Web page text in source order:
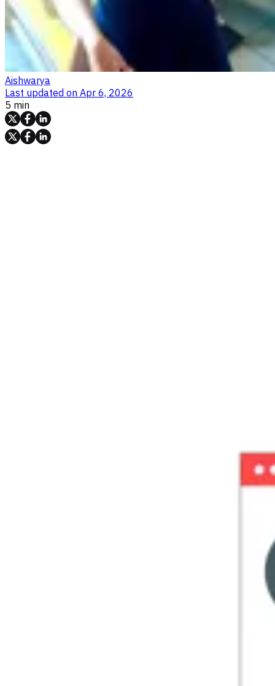
Aishwarya
Last updated on Apr 6, 2026
5 min